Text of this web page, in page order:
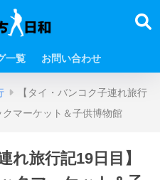
一覧 お問い合わせ
【タイ・バンコク子連れ旅行
マーケット＆子供博物館
れ旅行記19日目】